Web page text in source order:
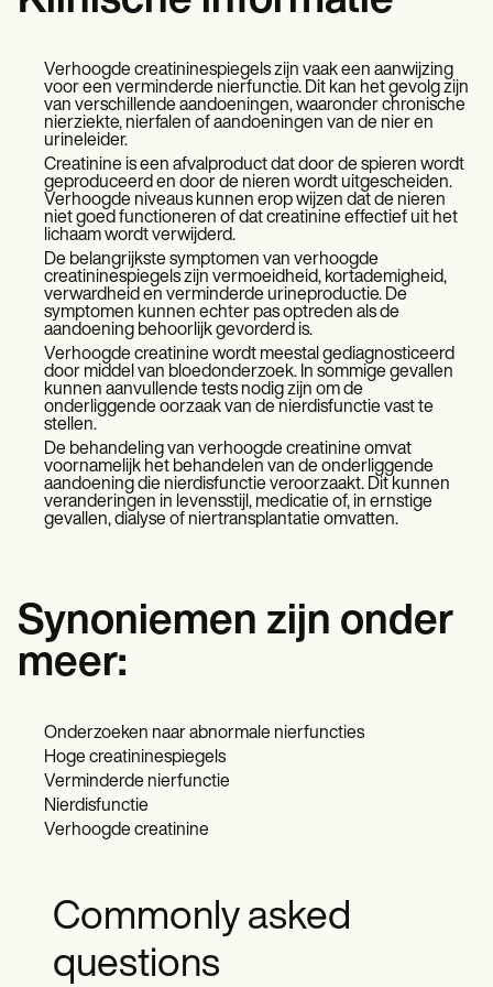
Verhoogde creatininespiegels zijn vaak een aanwijzing
voor een verminderde nierfunctie. Dit kan het gevolg zijn
van verschillende aandoeningen, waaronder chronische
nierziekte, nierfalen of aandoeningen van de nier en
urineleider.
Creatinine is een afvalproduct dat door de spieren wordt
geproduceerd en door de nieren wordt uitgescheiden.
Verhoogde niveaus kunnen erop wijzen dat de nieren
niet goed functioneren of dat creatinine effectief uit het
lichaam wordt verwijderd.
De belangrijkste symptomen van verhoogde
creatininespiegels zijn vermoeidheid, kortademigheid,
verwardheid en verminderde urineproductie. De
symptomen kunnen echter pas optreden als de
aandoening behoorlijk gevorderd is.
Verhoogde creatinine wordt meestal gediagnosticeerd
door middel van bloedonderzoek. In sommige gevallen
kunnen aanvullende tests nodig zijn om de
onderliggende oorzaak van de nierdisfunctie vast te
stellen.
De behandeling van verhoogde creatinine omvat
voornamelijk het behandelen van de onderliggende
aandoening die nierdisfunctie veroorzaakt. Dit kunnen
veranderingen in levensstijl, medicatie of, in ernstige
gevallen, dialyse of niertransplantatie omvatten.
Synoniemen zijn onder
meer:
Onderzoeken naar abnormale nierfuncties
Hoge creatininespiegels
Verminderde nierfunctie
Nierdisfunctie
Verhoogde creatinine
Commonly asked
questions